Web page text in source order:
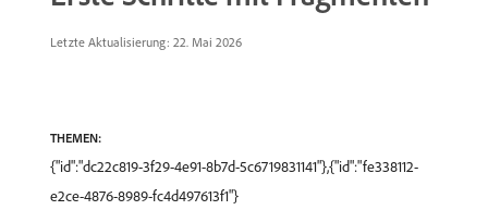
Letzte Aktualisierung: 22. Mai 2026
THEMEN:
{"id":"dc22c819-3f29-4e91-8b7d-5c6719831141"},{"id":"fe338112-
e2ce-4876-8989-fc4d497613f1"}